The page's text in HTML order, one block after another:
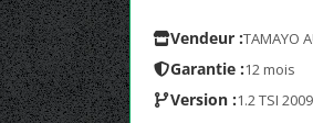
Vendeur :TAMAYO
Garantie :12 mois
Version :1.2 TSI